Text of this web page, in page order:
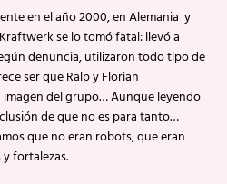
en el año 2000, en Alemania y
se lo tomó fatal: llevó a
denuncia, utilizaron todo tipo de
ser que Ralp y Florian
del grupo… Aunque leyendo
de que no es para tanto…
que no eran robots, que eran
fortalezas.